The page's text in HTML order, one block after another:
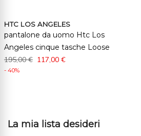
HTC LOS ANGELES
pantalone da uomo Htc Los
Angeles cinque tasche Loose
195,00 € 117,00 €
- 40%
La mia lista desideri